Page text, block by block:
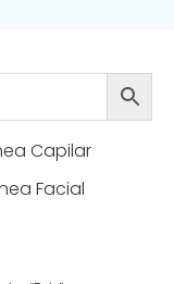
Capilar
Facial